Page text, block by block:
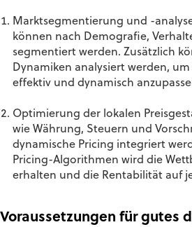
Marktsegmentierung und -
können nach Demografie,
segmentiert werden. Zusätzlich
Dynamiken analysiert werden,
effektiv und dynamisch
Optimierung der lokalen
wie Währung, Steuern und
dynamische Pricing integriert
Pricing-Algorithmen wird die
erhalten und die Rentabilität auf
Voraussetzungen für gutes